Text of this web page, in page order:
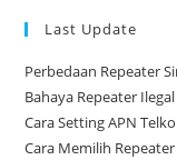
Last Update
Perbedaan Repeater
Bahaya Repeater
Cara Setting APN
Cara Memilih